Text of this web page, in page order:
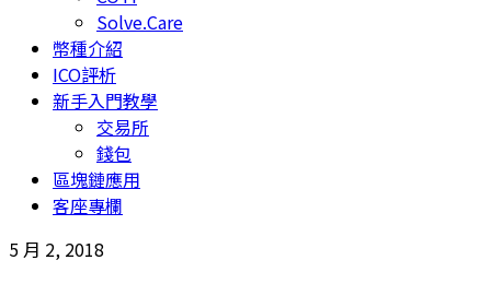
Solve.Care
幣種介紹
ICO評析
新手入門教學
交易所
錢包
區塊鏈應用
客座專欄
5 月 2, 2018